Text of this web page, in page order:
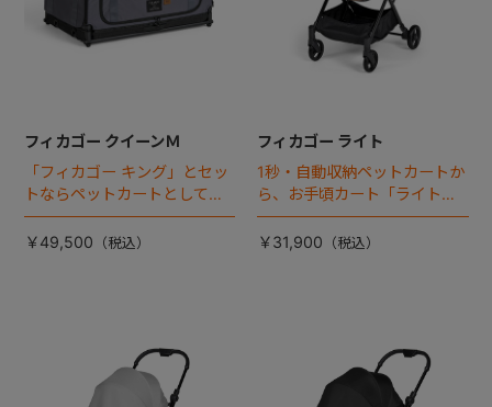
フィカゴー クイーンＭ
「フィカゴー キング」とセッ
トならペットカートとしても
使える、耐荷重50㎏の大型犬
向けケージが登場！
￥49,500
フィカゴー ライト
1秒・自動収納ペットカートか
ら、お手頃カート「ライト」
が登場！
￥31,900